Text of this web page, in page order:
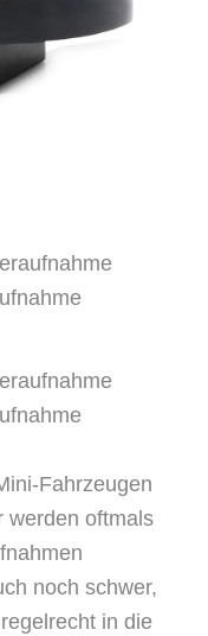
Fahrzeugen
werden oftmals
noch schwer,
in die